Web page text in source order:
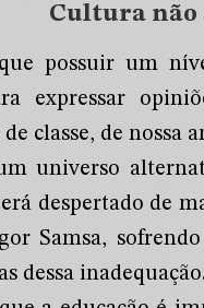
Cultura
possuir um
expressar
classe, de nossa
universo
despertado de
Samsa,
dessa inadequação.